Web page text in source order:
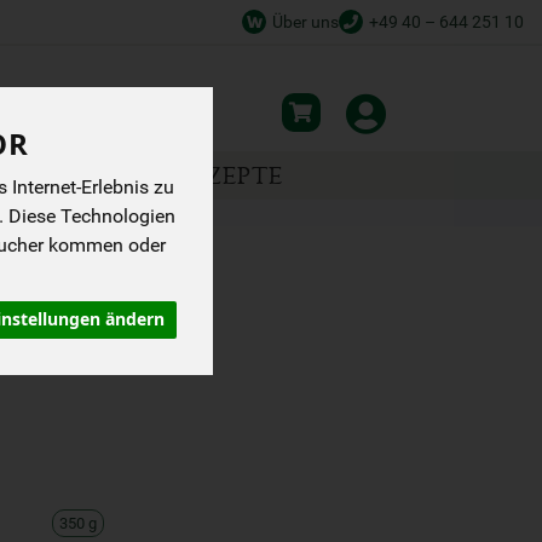
Internet-Erlebnis zu
Diese Technologien
kommen oder
ändern
+49 40 – 644 251 10
Über uns
REZEPTE
350 g